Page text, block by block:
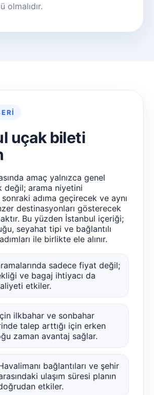
olmalıdır.
uçak bileti
amaç yalnızca genel
değil; arama niyetini
adıma geçirecek ve aynı
destinasyonları gösterecek
Bu yüzden İstanbul içeriği;
seyahat tipi ve bağlantılı
ile birlikte ele alınır.
sadece fiyat değil;
ve bagaj ihtiyacı da
etkiler.
ilkbahar ve sonbahar
talep arttığı için erken
zaman avantaj sağlar.
bağlantıları ve şehir
ulaşım süresi planın
etkiler.